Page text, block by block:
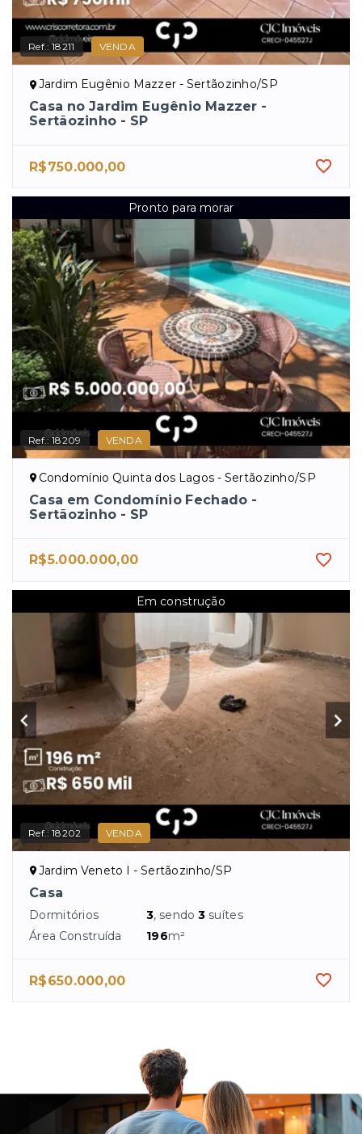
Ref.:18211 VENDA
Jardim Eugênio Mazzer - Sertãozinho/SP
Casa no Jardim Eugênio Mazzer -
Sertãozinho - SP
R$750.000,00
Pronto para morar
Ref.:18209 VENDA
Condomínio Quinta dos Lagos - Sertãozinho/SP
Casa em Condomínio Fechado -
Sertãozinho - SP
R$5.000.000,00
Em construção
Ref.:18202 VENDA
Jardim Veneto I - Sertãozinho/SP
Casa
Dormitórios 3, sendo3 suítes
Área Construída
196m²
R$650.000,00